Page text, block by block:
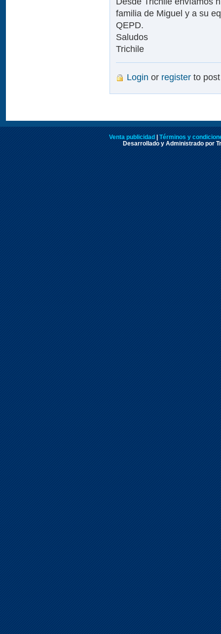
familia de Miguel y a su
QEPD.
Saludos
Trichile
Login or register to
Venta publicidad
Términos y
Desarrollado y Administrado por